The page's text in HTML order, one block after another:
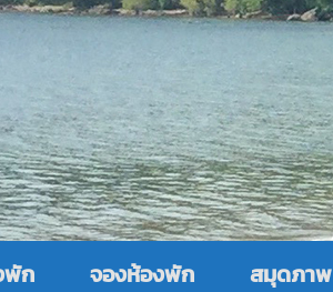
พัก จองห้องพัก สมุดภาพ